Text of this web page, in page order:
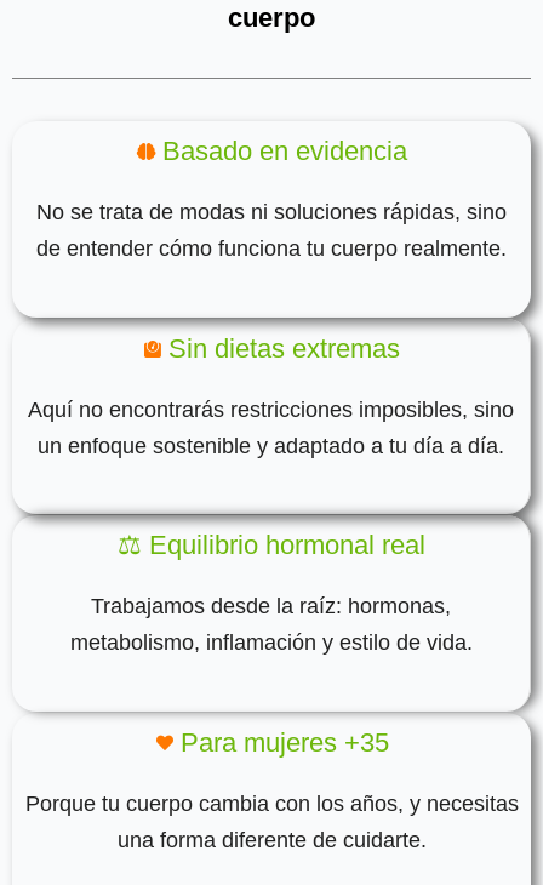
cuerpo
Basado en evidencia
No se trata de modas ni soluciones rápidas, sino
de entender cómo funciona tu cuerpo realmente.
Sin dietas extremas
Aquí no encontrarás restricciones imposibles, sino
un enfoque sostenible y adaptado a tu día a día.
⚖️ Equilibrio hormonal real
Trabajamos desde la raíz: hormonas,
metabolismo, inflamación y estilo de vida.
Para mujeres +35
Porque tu cuerpo cambia con los años, y necesitas
una forma diferente de cuidarte.